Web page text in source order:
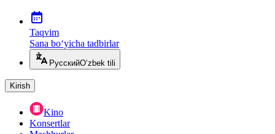
Taqvim
Sana bo‘yicha tadbirlar
РусскийO‘zbek tili
Kirish
Kino
Konsertlar